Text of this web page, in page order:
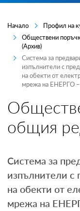
ПРЕКЪСВАНИЯ
КЛИЕНТИ
ПРОИЗВОДИТЕЛИ
ТЪРГОВЦИ
ТЪРГОВЕ И ПРОДАЖБИ
MYENERGO-PRO
Начало Профил на
Обществени
(Архив)
Система за
изпълнители с
на обекти от
мрежа на ЕНЕРГО
общия
Система за
изпълнители с
на обекти от
мрежа на